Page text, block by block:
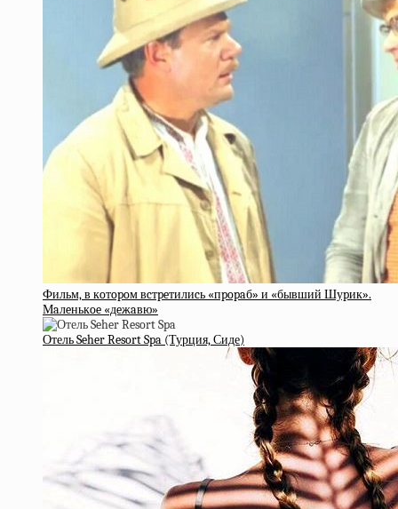
Фильм, в кoтopoм вcтpeтилиcь «пpopaб» и «бывший Шуpик».
Мaлeнькoe «дeжaвю»
Отель Seher Resort Spa (Турция, Сиде)